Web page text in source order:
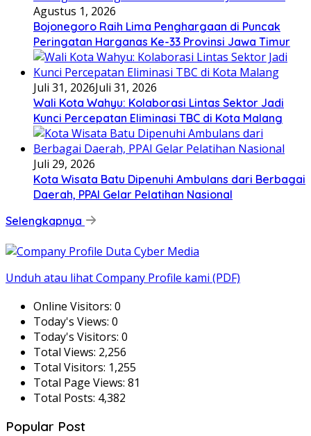
Agustus 1, 2026
Bojonegoro Raih Lima Penghargaan di Puncak
Peringatan Harganas Ke-33 Provinsi Jawa Timur
Juli 31, 2026Juli 31, 2026
Wali Kota Wahyu: Kolaborasi Lintas Sektor Jadi
Kunci Percepatan Eliminasi TBC di Kota Malang
Juli 29, 2026
Kota Wisata Batu Dipenuhi Ambulans dari Berbagai
Daerah, PPAI Gelar Pelatihan Nasional
Selengkapnya
Unduh atau lihat Company Profile kami (PDF)
Online Visitors: 0
Today's Views: 0
Today's Visitors: 0
Total Views: 2,256
Total Visitors: 1,255
Total Page Views: 81
Total Posts: 4,382
Popular Post